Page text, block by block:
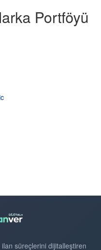
Portföyü
süreçlerini dijitalleştiren